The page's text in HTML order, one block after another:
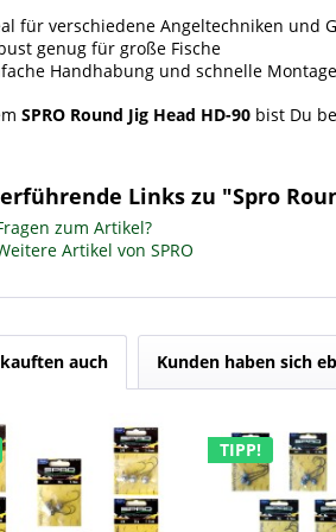
für verschiedene Angeltechniken und
genug für große Fische
Handhabung und schnelle
SPRO Round Jig Head HD-90 bist Du
Links zu "Spro
zum Artikel?
Artikel von SPRO
auch Kunden haben sich
TIPP!